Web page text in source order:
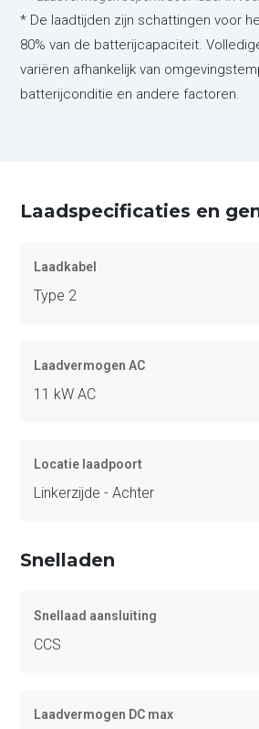
* De laadtijden zijn schattingen voor
80% van de batterijcapaciteit.
variëren afhankelijk van
batterijconditie en andere factoren.
Laadspecificaties en
Laadkabel
Type 2
Laadvermogen AC
11 kW AC
Locatie laadpoort
Linkerzijde - Achter
Snelladen
Snellaad aansluiting
CCS
Laadvermogen DC max